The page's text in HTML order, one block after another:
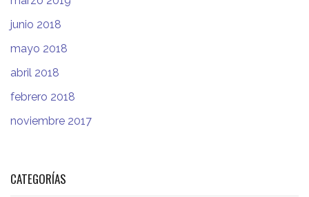
junio 2018
mayo 2018
abril 2018
febrero 2018
noviembre 2017
CATEGORÍAS